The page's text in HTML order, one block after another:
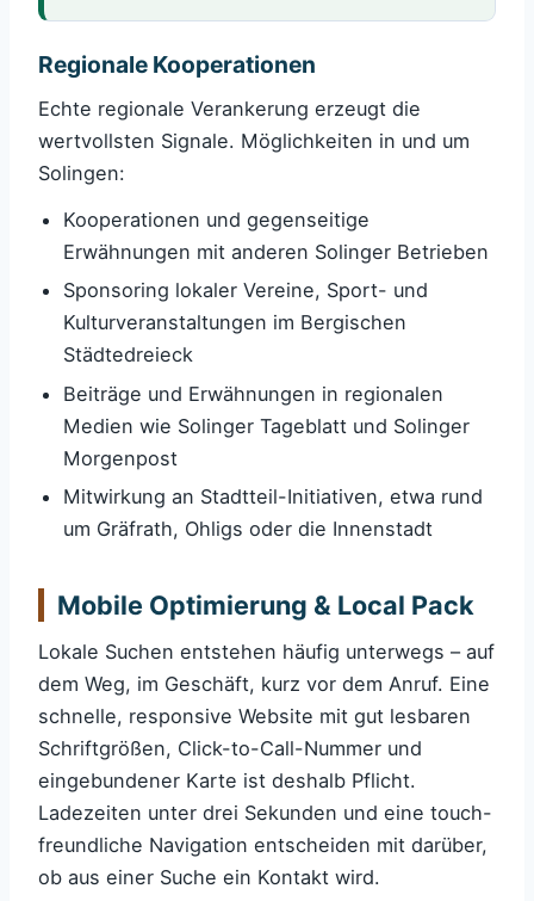
Regionale Kooperationen
Echte regionale Verankerung erzeugt die
wertvollsten Signale. Möglichkeiten in und um
Solingen:
Kooperationen und gegenseitige
Erwähnungen mit anderen Solinger Betrieben
Sponsoring lokaler Vereine, Sport- und
Kulturveranstaltungen im Bergischen
Städtedreieck
Beiträge und Erwähnungen in regionalen
Medien wie Solinger Tageblatt und Solinger
Morgenpost
Mitwirkung an Stadtteil-Initiativen, etwa rund
um Gräfrath, Ohligs oder die Innenstadt
Mobile Optimierung & Local Pack
Lokale Suchen entstehen häufig unterwegs – auf
dem Weg, im Geschäft, kurz vor dem Anruf. Eine
schnelle, responsive Website mit gut lesbaren
Schriftgrößen, Click-to-Call-Nummer und
eingebundener Karte ist deshalb Pflicht.
Ladezeiten unter drei Sekunden und eine touch-
freundliche Navigation entscheiden mit darüber,
ob aus einer Suche ein Kontakt wird.